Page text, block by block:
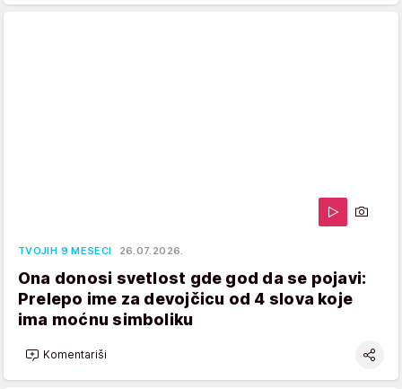
TVOJIH 9 MESECI 26.07.2026.
Ona donosi svetlost gde god da se pojavi:
Prelepo ime za devojčicu od 4 slova koje
ima moćnu simboliku
Komentariši